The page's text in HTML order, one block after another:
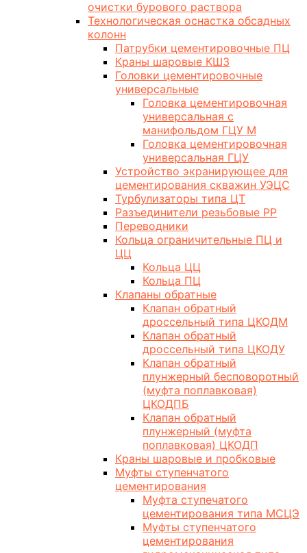
очистки бурового раствора
Технологическая оснастка обсадных
колонн
Патрубки цементировочные ПЦ
Краны шаровые КШЗ
Головки цементировочные
универсальные
Головка цементировочная
универсальная с
манифольдом ГЦУ М
Головка цементировочная
универсальная ГЦУ
Устройство экранирующее для
цементирования скважин УЭЦС
Турбулизаторы типа ЦТ
Разъединители резьбовые РР
Переводники
Кольца ограничительные ПЦ и
ЦЦ
Кольца ЦЦ
Кольца ПЦ
Клапаны обратные
Клапан обратный
дроссельный типа ЦКОДМ
Клапан обратный
дроссельный типа ЦКОДУ
Клапан обратный
плунжерный бесповоротный
(муфта поплавковая)
ЦКОДПБ
Клапан обратный
плунжерный (муфта
поплавковая) ЦКОДП
Краны шаровые и пробковые
Муфты ступенчатого
цементирования
Муфта ступечатого
цементирования типа МСЦЭ
Муфты ступенчатого
цементирования